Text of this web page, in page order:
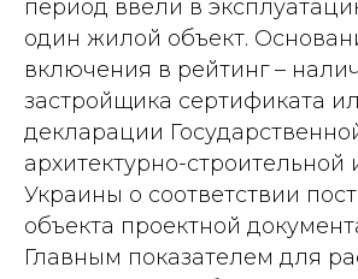
период ввели в
один жилой объект.
включения в рейтинг –
застройщика сертификата
декларации
архитектурно-строительной
Украины о соответствии
объекта проектной
Главным показателем для